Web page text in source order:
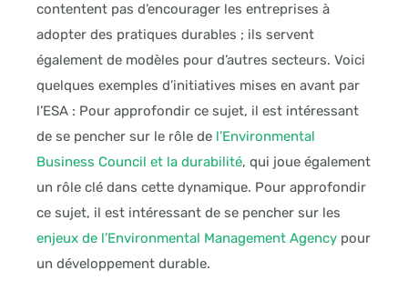
contentent pas d’encourager les entreprises à
adopter des pratiques durables ; ils servent
également de modèles pour d’autres secteurs. Voici
quelques exemples d’initiatives mises en avant par
l’ESA : Pour approfondir ce sujet, il est intéressant
de se pencher sur le rôle de l’Environmental
Business Council et la durabilité, qui joue également
un rôle clé dans cette dynamique. Pour approfondir
ce sujet, il est intéressant de se pencher sur les
enjeux de l’Environmental Management Agency pour
un développement durable.